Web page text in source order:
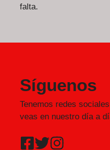
falta.
Síguenos
Tenemos redes
veas en nuestro día a